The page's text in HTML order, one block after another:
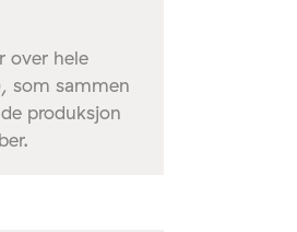
over hele
som sammen
produksjon